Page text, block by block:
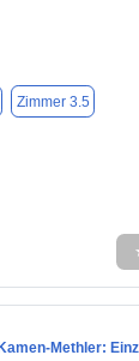
Zimmer 3.5
Methler: